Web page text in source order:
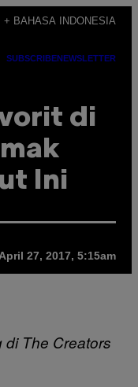
+ BAHASA INDONESIA
SUBSCRIBENEWSLETTER
di
Ini
27, 2017, 5:15am
di The Creators